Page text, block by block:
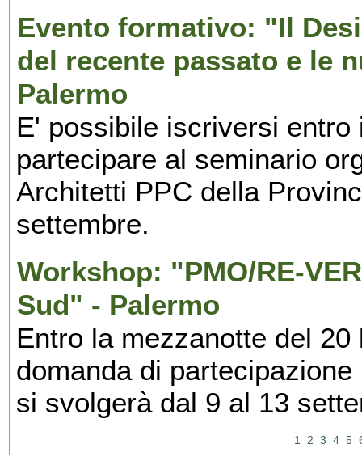
Evento formativo: "Il
del recente passato e le
Palermo
E' possibile iscriversi
partecipare al seminario
Architetti PPC della
settembre.
Workshop: "PMO/RE-
Sud" - Palermo
Entro la mezzanotte del
domanda di
si svolgerà dal 9 al 13
1 2 3 4 5